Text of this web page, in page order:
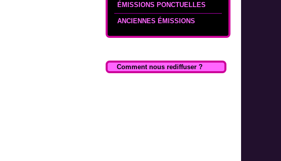
ÉMISSIONS PONCTUELLES
ANCIENNES ÉMISSIONS
Comment nous rediffuser ?